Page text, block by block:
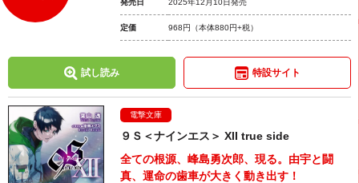
発売日 2025年12月10日発売
定価 968円 （本体880円+税）
試し読み 特設サイト
電撃文庫
９Ｓ＜ナインエス＞ XII true side
全ての根源、峰島勇次郎、現る。由宇と闘
真、運命の歯車が大きく動き出す！